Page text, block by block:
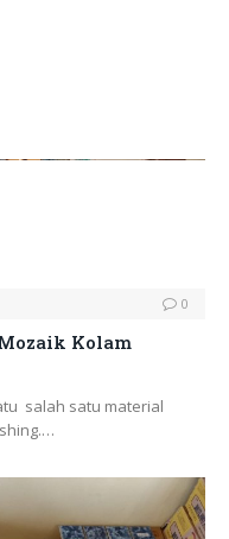
0
Kolam
salah satu material